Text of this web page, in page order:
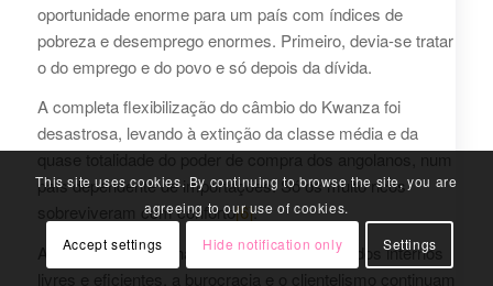
oportunidade enorme para um país com índices de
pobreza e desemprego enormes. Primeiro, devia-se tratar
o do emprego e do povo e só depois da dívida.
A completa flexibilização do câmbio do Kwanza foi
desastrosa, levando à extinção da classe média e da
país dependente de importações. Só os muito ricos
sobreviveram com conforto[6].
Ao mesmo tempo, não foram criados mercados internos
This site uses cookies. By continuing to browse the site, you are
agreeing to our use of cookies.
Accept settings
Hide notification only Settings